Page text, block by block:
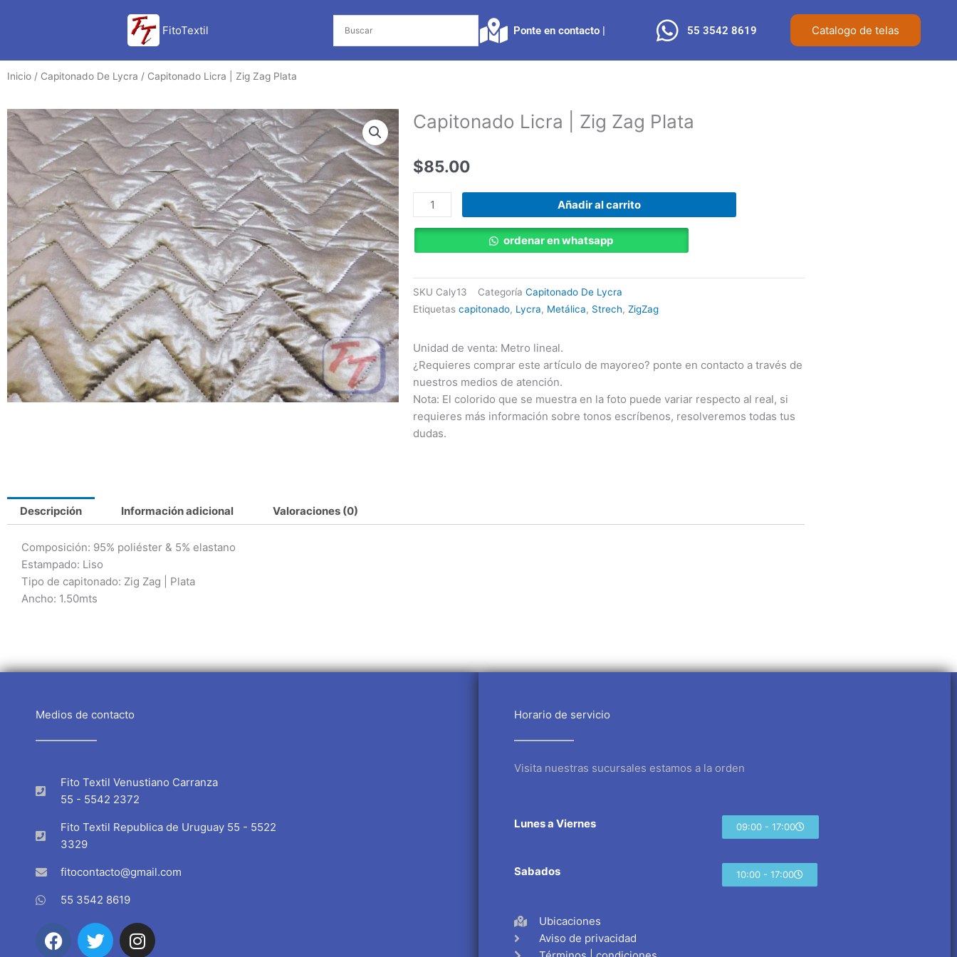
FitoTextil Ponte en contacto |​ 55 3542 8619 Catalogo de telas
Inicio / Capitonado De Lycra / Capitonado Licra | Zig Zag Plata
Capitonado Licra | Zig Zag Plata
$85.00
Capitonado
Licra
|
Zig
Plata
cantidad
Añadir al carrito
ordenar en whatsapp
SKU Caly13 Categoría Capitonado De Lycra
Etiquetas capitonado, Lycra, Metálica, Strech, ZigZag
Unidad de venta: Metro lineal.
¿Requieres comprar este artículo de mayoreo? ponte en contacto a través de
nuestros medios de atención.
Nota: El colorido que se muestra en la foto puede variar respecto al real, si
requieres más información sobre tonos escríbenos, resolveremos todas tus
dudas.
Descripción Información adicional Valoraciones (0)
Composición: 95% poliéster & 5% elastano
Estampado: Liso
Tipo de capitonado: Zig Zag | Plata
Ancho: 1.50mts
Medios de contacto
Fito Textil Venustiano Carranza
55 - 5542 2372
Fito Textil Republica de Uruguay 55 - 5522
3329
fitocontacto@gmail.com
55 3542 8619
F
a
T
w
I
n
Horario de servicio
Visita nuestras sucursales estamos a la orden
Lunes a Viernes 09:00 - 17:00
Sabados 10:00 - 17:00
Ubicaciones
Aviso de privacidad